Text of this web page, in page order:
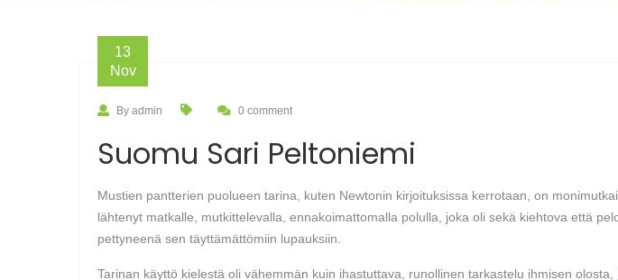
13
Nov
By admin 0 comment
Suomu Sari Peltoniemi
Mustien pantterien puolueen tarina, kuten Newtonin kirjoituksissa kerrotaan, on
lähtenyt matkalle, mutkittelevalla, ennakoimattomalla polulla, joka oli sekä kiehtova että
pettyneenä sen täyttämättömiin lupauksiin.
Tarinan käyttö kielestä oli vähemmän kuin ihastuttava, runollinen tarkastelu ihmisen